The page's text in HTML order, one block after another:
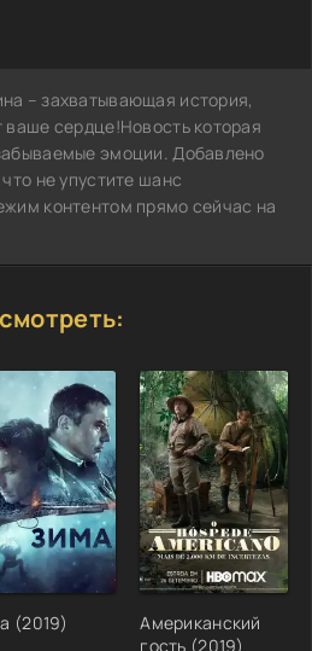
– захватывающая история,
ваше сердце!Новость которая
эмоции. Добавлено
не упустите шанс
контентом прямо сейчас на
(2019)
Американский
гость (2019)